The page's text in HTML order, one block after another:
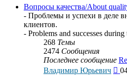
последнему
сообщению
Вопросы качества/About
- Проблемы и успехи в деле
клиентов.
- Problems and successes
268 Темы
2474 Сообщения
Последнее сообщение
Владимир Юрьевич